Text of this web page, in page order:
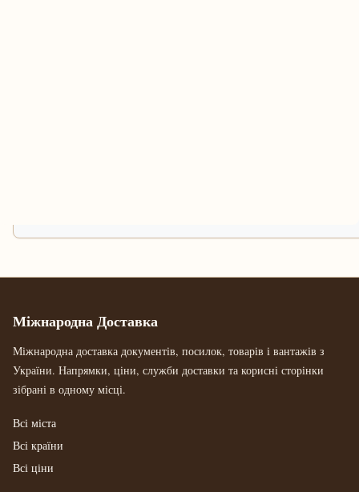
Міжнародна Доставка
Міжнародна доставка документів, посилок, товарів і вантажів з
України. Напрямки, ціни, служби доставки та корисні сторінки
зібрані в одному місці.
Всі міста
Всі країни
Всі ціни